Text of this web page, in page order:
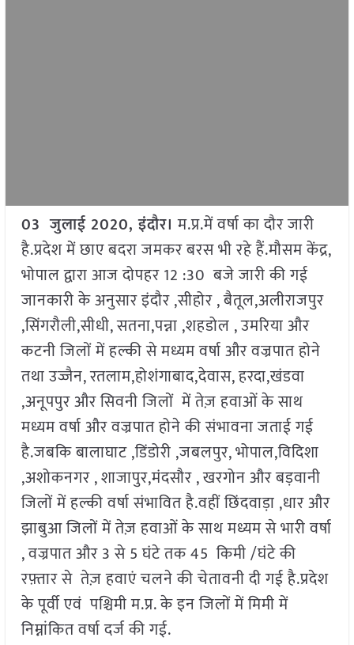
03 जुलाई 2020, इंदौर। म.प्र.में वर्षा का दौर जारी
है.प्रदेश में छाए बदरा जमकर बरस भी रहे हैं.मौसम केंद्र,
भोपाल द्वारा आज दोपहर 12 :30 बजे जारी की गई
जानकारी के अनुसार इंदौर ,सीहोर , बैतूल,अलीराजपुर
,सिंगरौली,सीधी, सतना,पन्ना ,शहडोल , उमरिया और
कटनी जिलों में हल्की से मध्यम वर्षा और वज्रपात होने
तथा उज्जैन, रतलाम,होशंगाबाद,देवास, हरदा,खंडवा
,अनूपपुर और सिवनी जिलों में तेज़ हवाओं के साथ
मध्यम वर्षा और वज्रपात होने की संभावना जताई गई
है.जबकि बालाघाट ,डिंडोरी ,जबलपुर, भोपाल,विदिशा
,अशोकनगर , शाजापुर,मंदसौर , खरगोन और बड़वानी
जिलों में हल्की वर्षा संभावित है.वहीं छिंदवाड़ा ,धार और
झाबुआ जिलों में तेज़ हवाओं के साथ मध्यम से भारी वर्षा
, वज्रपात और 3 से 5 घंटे तक 45 किमी /घंटे की
रफ़्तार से तेज़ हवाएं चलने की चेतावनी दी गई है.प्रदेश
के पूर्वी एवं पश्चिमी म.प्र. के इन जिलों में मिमी में
निम्नांकित वर्षा दर्ज की गई.